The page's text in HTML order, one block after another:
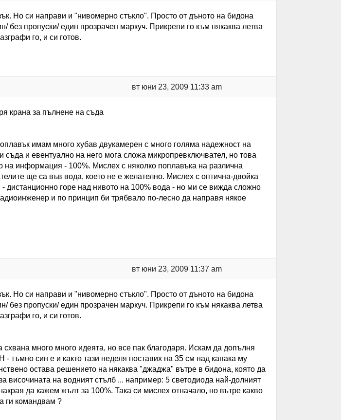
Но си направи и "нивомерно стъкло". Просто от дъното на бидона
без пропуски/ един прозрачен маркуч. Прикрепи го към някаква летва
го, и си готов.
вт юни 23, 2009 11:33 am
крана за пълнене на съда
имам много хубав двукамерен с много голяма надежност на
съда и евентуално на него мога сложа микропревключвател, но това
на информация - 100%. Мислех с няколко поплавъка на различна
ще са във вода, което не е желателно. Мислех с оптична-двойка
дистанционно горе над нивото на 100% вода - но ми се вижда сложно
и по принцип би трябвало по-лесно да направя някое
вт юни 23, 2009 11:37 am
Но си направи и "нивомерно стъкло". Просто от дъното на бидона
без пропуски/ един прозрачен маркуч. Прикрепи го към някаква летва
го, и си готов.
много много идеята, но все пак благодаря. Искам да допълня
син е и както тази неделя поставих на 35 см над капака му
остава решението на някаква "джаджа" вътре в бидона, която да
височината на водният стълб ... например: 5 светодиода най-долният
да кажем жълт за 100%. Така си мислех отначало, но вътре какво
ги командвам ?